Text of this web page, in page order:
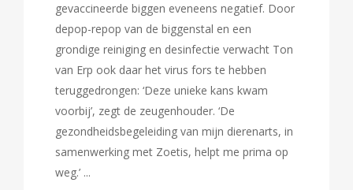
gevaccineerde biggen eveneens negatief. Door
depop-repop van de biggenstal en een
grondige reiniging en desinfectie verwacht Ton
van Erp ook daar het virus fors te hebben
teruggedrongen: ‘Deze unieke kans kwam
voorbij’, zegt de zeugenhouder. ‘De
gezondheidsbegeleiding van mijn dierenarts, in
samenwerking met Zoetis, helpt me prima op
weg.’